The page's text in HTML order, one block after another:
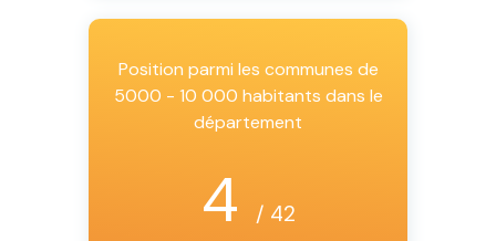
Position parmi les communes de
5000 - 10 000 habitants dans le
département
4 / 42